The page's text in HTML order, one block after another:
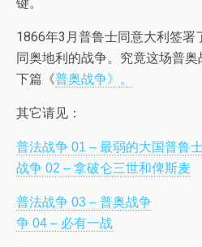
1866年3月普鲁士同意大利签署
同奥地利的战争。究竟这场普
下篇《普奥战争》。
其它请见：
普法战争 01 – 最弱的大国普鲁
战争 02 – 拿破仑三世和俾斯麦
普法战争 03 – 普奥战争
争 04 – 必有一战